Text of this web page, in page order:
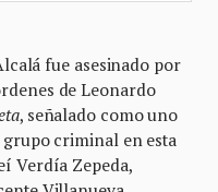
fue asesinado por
de Leonardo
, señalado como uno
criminal en esta
Verdía Zepeda,